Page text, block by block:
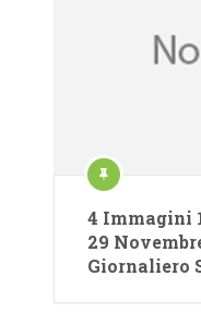
4 Immagini
29
Giornaliero